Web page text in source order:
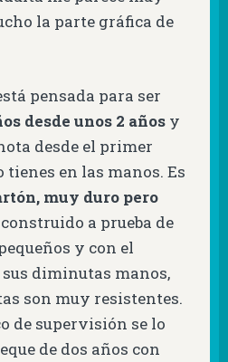
la parte gráfica de
pensada para ser
desde unos 2 años y
desde el primer
tienes en las manos. Es
muy duro pero
a prueba de
y con el
diminutas manos,
son muy resistentes.
de supervisión se lo
de dos años con